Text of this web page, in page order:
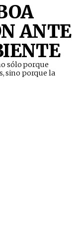
ANTE
sólo porque
sino porque la